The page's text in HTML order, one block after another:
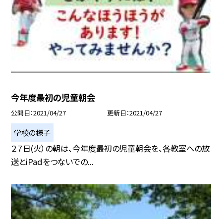
今年度最初の児童朝会
公開日 2021/04/27 更新日 2021/04/27
学校の様子
２７日(火）の朝は、今年度最初の児童朝会を、各教室への放
送とiPadをつないでの...